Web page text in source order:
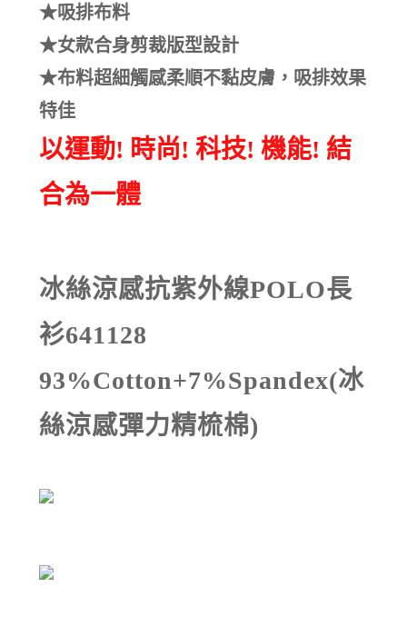
★吸排布料
★女款合身剪裁版型設計
★布料超細觸感柔順不黏皮膚，吸排效果
特佳
以運動! 時尚! 科技! 機能! 結
合為一體
冰絲涼感抗紫外線POLO長
衫641128
93%Cotton+7%Spandex(冰
絲涼感彈力精梳棉)